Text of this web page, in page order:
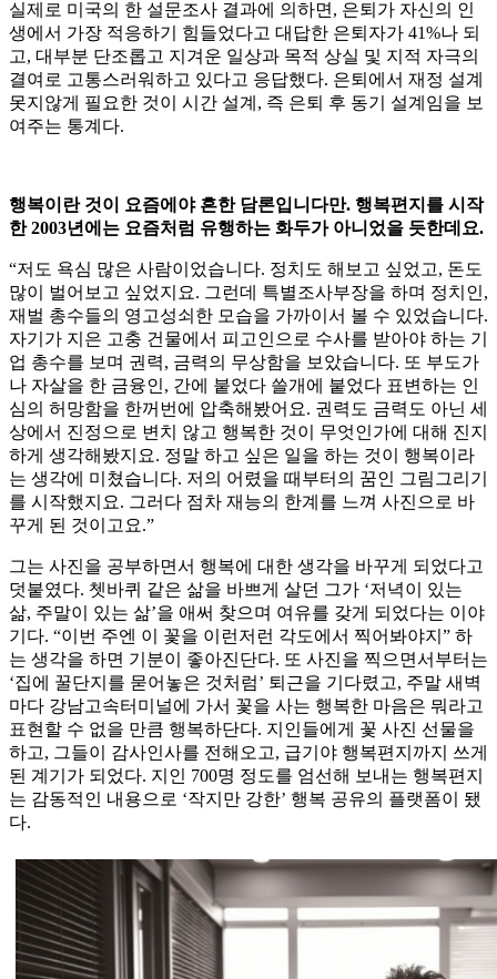
실제로 미국의 한 설문조사 결과에 의하면, 은퇴가 자신의 인
생에서 가장 적응하기 힘들었다고 대답한 은퇴자가 41%나 되
고, 대부분 단조롭고 지겨운 일상과 목적 상실 및 지적 자극의
결여로 고통스러워하고 있다고 응답했다. 은퇴에서 재정 설계
못지않게 필요한 것이 시간 설계, 즉 은퇴 후 동기 설계임을 보
여주는 통계다.
행복이란 것이 요즘에야 흔한 담론입니다만. 행복편지를 시작
한 2003년에는 요즘처럼 유행하는 화두가 아니었을 듯한데요.
“저도 욕심 많은 사람이었습니다. 정치도 해보고 싶었고, 돈도
많이 벌어보고 싶었지요. 그런데 특별조사부장을 하며 정치인,
재벌 총수들의 영고성쇠한 모습을 가까이서 볼 수 있었습니다.
자기가 지은 고충 건물에서 피고인으로 수사를 받아야 하는 기
업 총수를 보며 권력, 금력의 무상함을 보았습니다. 또 부도가
나 자살을 한 금융인, 간에 붙었다 쓸개에 붙었다 표변하는 인
심의 허망함을 한꺼번에 압축해봤어요. 권력도 금력도 아닌 세
상에서 진정으로 변치 않고 행복한 것이 무엇인가에 대해 진지
하게 생각해봤지요. 정말 하고 싶은 일을 하는 것이 행복이라
는 생각에 미쳤습니다. 저의 어렸을 때부터의 꿈인 그림그리기
를 시작했지요. 그러다 점차 재능의 한계를 느껴 사진으로 바
꾸게 된 것이고요.”
그는 사진을 공부하면서 행복에 대한 생각을 바꾸게 되었다고
덧붙였다. 쳇바퀴 같은 삶을 바쁘게 살던 그가 ‘저녁이 있는
삶, 주말이 있는 삶’을 애써 찾으며 여유를 갖게 되었다는 이야
기다. “이번 주엔 이 꽃을 이런저런 각도에서 찍어봐야지” 하
는 생각을 하면 기분이 좋아진단다. 또 사진을 찍으면서부터는
‘집에 꿀단지를 묻어놓은 것처럼’ 퇴근을 기다렸고, 주말 새벽
마다 강남고속터미널에 가서 꽃을 사는 행복한 마음은 뭐라고
표현할 수 없을 만큼 행복하단다. 지인들에게 꽃 사진 선물을
하고, 그들이 감사인사를 전해오고, 급기야 행복편지까지 쓰게
된 계기가 되었다. 지인 700명 정도를 엄선해 보내는 행복편지
는 감동적인 내용으로 ‘작지만 강한’ 행복 공유의 플랫폼이 됐
다.